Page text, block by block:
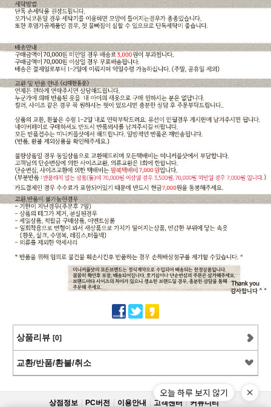
상품리뷰 [0]
교환/반품/환불/취소
상점정보 PC버전 이용안내 고객센터 커뮤니티
오늘 하루 보지 않기